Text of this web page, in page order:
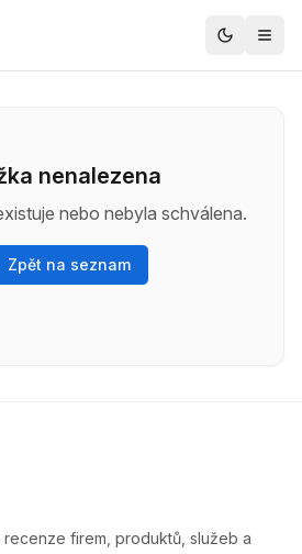
nenalezena
nebo nebyla schválena.
Zpět na seznam
firem, produktů, služeb a